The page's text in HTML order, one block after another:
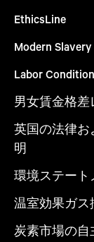
EthicsLine
Modern
Labor
男女賃金格差
英国の法律お
明
環境ステート
温室効果ガス
炭素市場の自